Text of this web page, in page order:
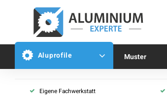
Aluprofile Muster
Eigene Fachwerkstatt